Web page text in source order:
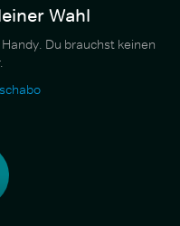
Wahl
Du brauchst keinen